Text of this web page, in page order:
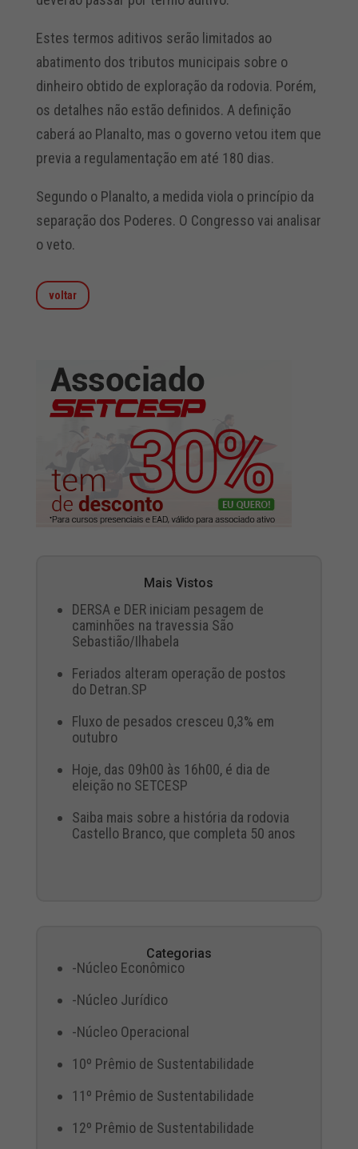
Estes termos aditivos serão limitados ao
abatimento dos tributos municipais sobre o
dinheiro obtido de exploração da rodovia. Porém,
os detalhes não estão definidos. A definição
caberá ao Planalto, mas o governo vetou item que
previa a regulamentação em até 180 dias.
Segundo o Planalto, a medida viola o princípio da
separação dos Poderes. O Congresso vai analisar
o veto.
voltar
Mais Vistos
DERSA e DER iniciam pesagem de
caminhões na travessia São
Sebastião/Ilhabela
Feriados alteram operação de postos
do Detran.SP
Fluxo de pesados cresceu 0,3% em
outubro
Hoje, das 09h00 às 16h00, é dia de
eleição no SETCESP
Saiba mais sobre a história da rodovia
Castello Branco, que completa 50 anos
Categorias
-Núcleo Econômico
-Núcleo Jurídico
-Núcleo Operacional
10º Prêmio de Sustentabilidade
11º Prêmio de Sustentabilidade
12º Prêmio de Sustentabilidade